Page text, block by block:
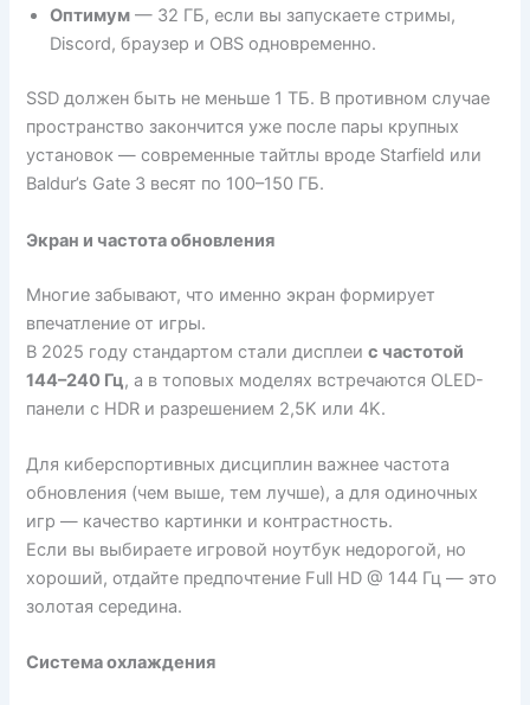
Оптимум — 32 ГБ, если вы запускаете стримы,
Discord, браузер и OBS одновременно.
SSD должен быть не меньше 1 ТБ. В противном случае
пространство закончится уже после пары крупных
установок — современные тайтлы вроде Starfield или
Baldur’s Gate 3 весят по 100–150 ГБ.
Экран и частота обновления
Многие забывают, что именно экран формирует
впечатление от игры.
В 2025 году стандартом стали дисплеис частотой
144–240 Гц, а в топовых моделях встречаются OLED-
панели с HDR и разрешением 2,5K или 4K.
Для киберспортивных дисциплин важнее частота
обновления (чем выше, тем лучше), а для одиночных
игр — качество картинки и контрастность.
Если вы выбираете игровой ноутбук недорогой, но
хороший, отдайте предпочтение Full HD @ 144 Гц — это
золотая середина.
Система охлаждения